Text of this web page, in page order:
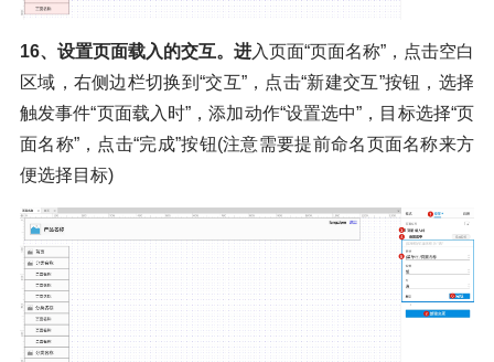
16、设置页面载入的交互。进入页面“页面名称”，点击空白
区域，右侧边栏切换到“交互”，点击“新建交互”按钮，选择
触发事件“页面载入时”，添加动作“设置选中”，目标选择“页
面名称”，点击“完成”按钮(注意需要提前命名页面名称来方
便选择目标)